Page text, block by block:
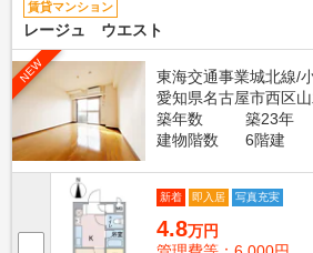
賃貸マンション
レージュ ウエスト
NEW
東海交通事業城北線/
愛知県名古屋市西区
築年数
築23年
建物階数
6階建
新着 即入居 写真充実
4.8万円